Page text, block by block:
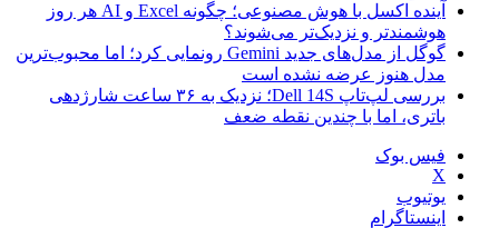
آینده اکسل با هوش مصنوعی؛ چگونه Excel و AI هر روز
هوشمندتر و نزدیک‌تر می‌شوند؟
گوگل از مدل‌های جدید Gemini رونمایی کرد؛ اما محبوب‌ترین
مدل هنوز عرضه نشده است
بررسی لپ‌تاپ Dell 14S؛ نزدیک به ۳۶ ساعت شارژدهی
باتری، اما با چندین نقطه ضعف
فیس بوک
X
یوتیوب
اینستاگرام